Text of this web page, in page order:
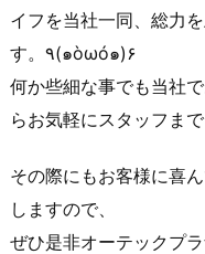
イフを当社一同、総力
す。٩(๑òωó๑)۶
何か些細な事でも当社
らお気軽にスタッフま
その際にもお客様に喜
しますので、
ぜひ是非オーテックプ